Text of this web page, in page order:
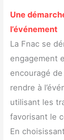
Une
l’événement
La Fnac se
engagement
encouragé
rendre à
utilisant les
favorisant le
En